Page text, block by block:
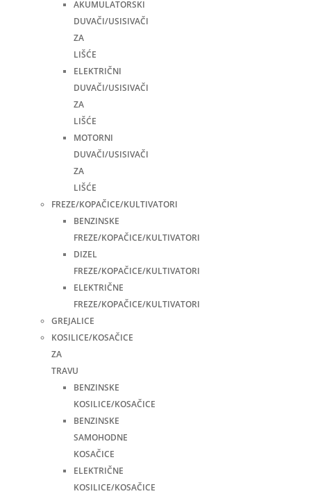
AKUMULATORSKI
DUVAČI/USISIVAČI
ZA
LIŠĆE
ELEKTRIČNI
DUVAČI/USISIVAČI
ZA
LIŠĆE
MOTORNI
DUVAČI/USISIVAČI
ZA
LIŠĆE
FREZE/KOPAČICE/KULTIVATORI
BENZINSKE
FREZE/KOPAČICE/KULTIVATORI
DIZEL
FREZE/KOPAČICE/KULTIVATORI
ELEKTRIČNE
FREZE/KOPAČICE/KULTIVATORI
GREJALICE
KOSILICE/KOSAČICE
ZA
TRAVU
BENZINSKE
KOSILICE/KOSAČICE
BENZINSKE
SAMOHODNE
KOSAČICE
ELEKTRIČNE
KOSILICE/KOSAČICE